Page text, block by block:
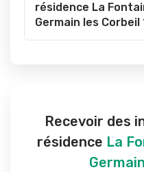
résidence La
Germain les Corbeil
Recevoir des
résidence La